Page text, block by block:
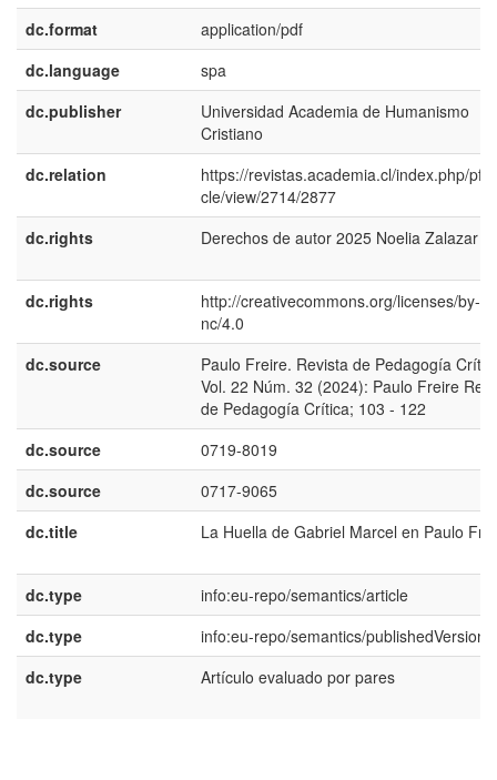
dc.format
application/pdf
dc.language
spa
dc.publisher
Universidad Academia de Humanismo
Cristiano
dc.relation
https://revistas.academia.cl/index.php/pfr/
cle/view/2714/2877
dc.rights
Derechos de autor 2025 Noelia Zalazar
dc.rights
http://creativecommons.org/licenses/by-
nc/4.0
dc.source
Paulo Freire. Revista de Pedagogía
Vol. 22 Núm. 32 (2024): Paulo Freire
de Pedagogía Crítica; 103 - 122
dc.source
0719-8019
dc.source
0717-9065
dc.title
La Huella de Gabriel Marcel en Paulo
dc.type
info:eu-repo/semantics/article
dc.type
info:eu-repo/semantics/publishedVersion
dc.type
Artículo evaluado por pares